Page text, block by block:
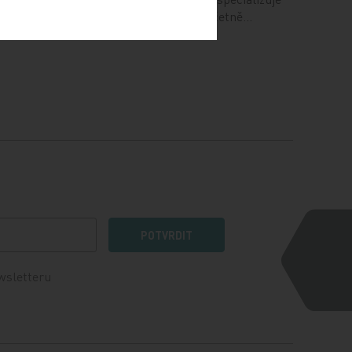
na dědičné choroby oka včetně…
POTVRDIT